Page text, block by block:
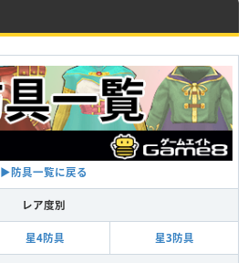
▶︎防具一覧に戻る
レア度別
星4防具 星3防具